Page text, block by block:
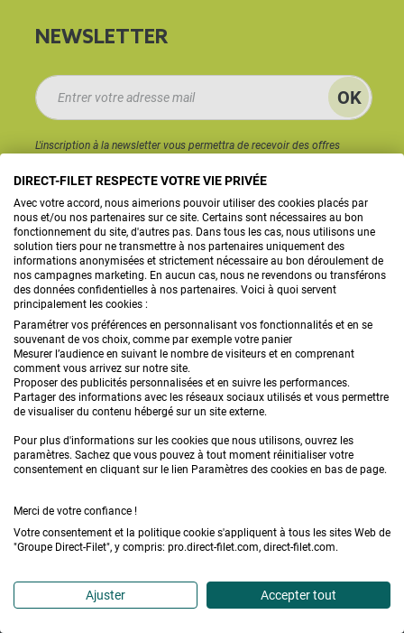
NEWSLETTER
L'inscription à la newsletter vous permettra de recevoir des offres
vous désabonner. Pour plus d'information vous pouvez consulter
politique de protection des données personnelles.
SUIVEZ-NOUS
FacebookPinterestInstagram
Direct-Filet.com est le spécialiste des toiles, bâches,
filets & accessoires pour le jardin, la terrasse, la récolte,
DIRECT-FILET RESPECTE VOTRE VIE PRIVÉE
Avec votre accord, nous aimerions pouvoir utiliser des cookies placés par
nous et/ou nos partenaires sur ce site. Certains sont nécessaires au bon
fonctionnement du site, d'autres pas. Dans tous les cas, nous utilisons une
solution tiers pour ne transmettre à nos partenaires uniquement des
informations anonymisées et strictement nécessaire au bon déroulement de
nos campagnes marketing. En aucun cas, nous ne revendons ou transférons
des données confidentielles à nos partenaires. Voici à quoi servent
principalement les cookies :
Paramétrer vos préférences en personnalisant vos fonctionnalités et en se
souvenant de vos choix, comme par exemple votre panier
Mesurer l’audience en suivant le nombre de visiteurs et en comprenant
comment vous arrivez sur notre site.
Proposer des publicités personnalisées et en suivre les performances.
Partager des informations avec les réseaux sociaux utilisés et vous permettre
de visualiser du contenu hébergé sur un site externe.
Pour plus d'informations sur les cookies que nous utilisons, ouvrez les
paramètres. Sachez que vous pouvez à tout moment réinitialiser votre
consentement en cliquant sur le lien Paramètres des cookies en bas de page.
Merci de votre confiance !
Votre consentement et la politique cookie s'appliquent à tous les sites Web de
"Groupe Direct-Filet", y compris: pro.direct-filet.com, direct-filet.com.
Ajuster Accepter tout